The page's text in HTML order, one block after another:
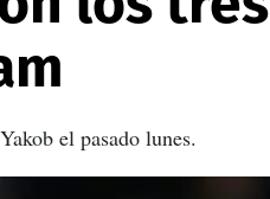
el pasado lunes.